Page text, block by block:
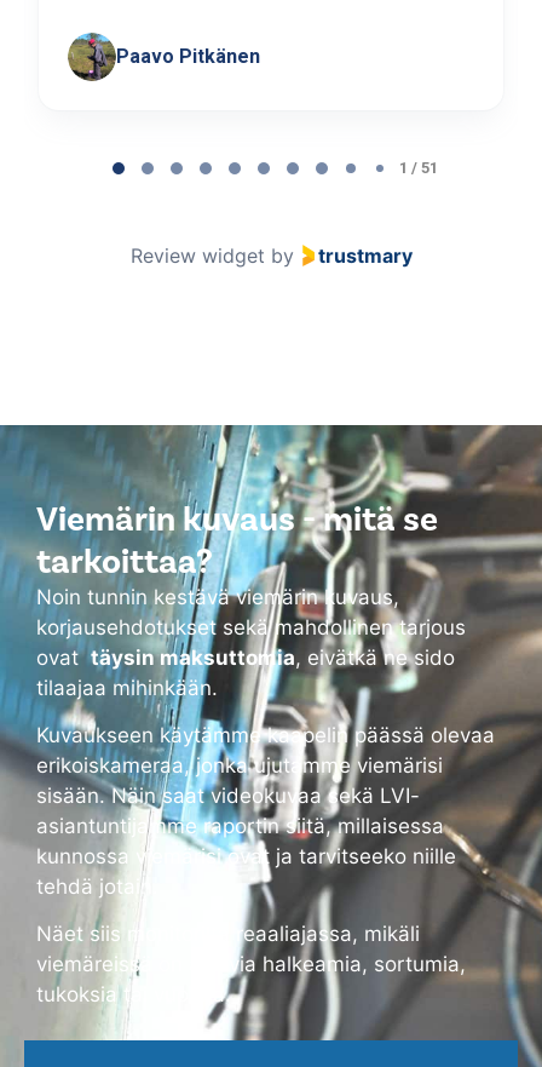
Paavo Pitkänen
1 / 51
Review widget by trustmary
Viemärin kuvaus - mitä se
tarkoittaa?
Noin tunnin kestävä viemärin kuvaus,
korjausehdotukset sekä mahdollinen tarjous
ovat täysin maksuttomia, eivätkä ne sido
tilaajaa mihinkään.
Kuvaukseen käytämme kaapelin päässä olevaa
erikoiskameraa, jonka ujutamme viemärisi
sisään. Näin saat videokuvaa sekä LVI-
asiantuntijamme raportin siitä, millaisessa
kunnossa viemärisi ovat ja tarvitseeko niille
tehdä jotain.
Näet siis monitorilta reaaliajassa, mikäli
viemäreissä on alkavia halkeamia, sortumia,
tukoksia tai vuotoja.